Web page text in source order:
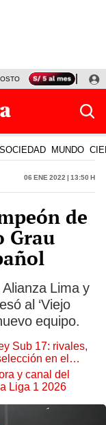
TINKA RESULTADOS
SOCIEDAD MUNDO
06 Ene 2022 | 13:50 h
de
Grau
Alianza Lima y
al ‘Viejo
equipo.
Sub 17: rivales,
en el
y canal del
Liga 1 2026